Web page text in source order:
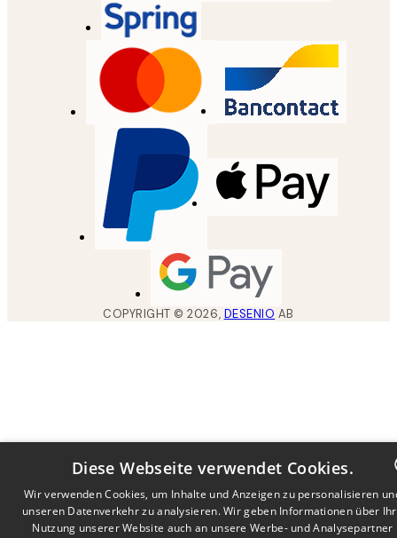
COPYRIGHT ©2026, DESENIO AB
DUTCH
Diese Webseite verwendet Cookies.
Wir verwenden Cookies, um Inhalte und Anzeigen zu personalisieren
unseren Datenverkehr zu analysieren. Wir geben Informationen über
Nutzung unserer Website auch an unsere Werbe- und Analysepartner